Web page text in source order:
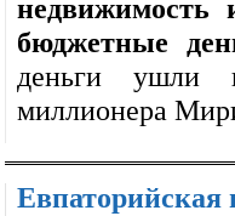
недвижимость
бюджетные
деньги ушли
миллионера
Евпаторийская